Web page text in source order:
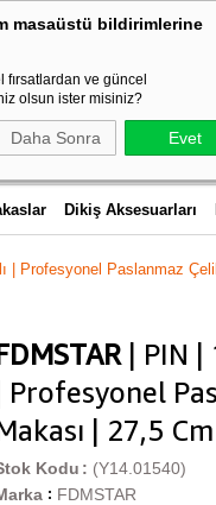
masaüstü bildirimlerine
ve güncel
olsun ister misiniz?
Daha Sonra Evet
Dikiş Aksesuarları
| Profesyonel Paslanmaz
| PIN |
| Profesyonel
| 27,5
(Y14.01540)
Kodu
: FDMSTAR